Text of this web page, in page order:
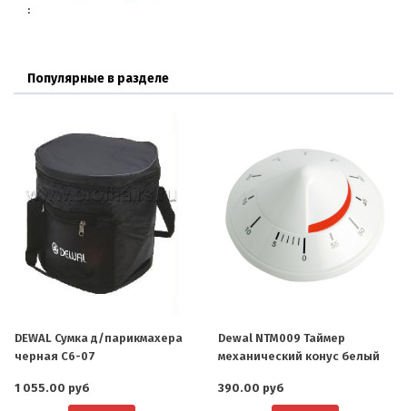
Популярные в разделе
DEWAL Сумка д/парикмахера
черная C6-07
1 055.00 руб
Dewal NTM009 Таймер
механический конус белый
390.00 руб